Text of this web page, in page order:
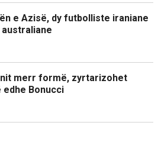
e Azisë, dy futbolliste iraniane
merr formë, zyrtarizohet
Bonucci